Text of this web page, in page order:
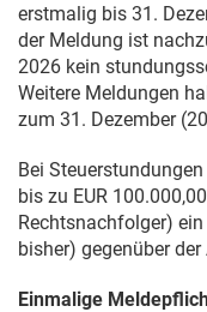
erstmalig bis 31.
der Meldung ist
2026 kein
Weitere Meldungen
zum 31. Dezember
Bei
bis zu EUR
Rechtsnachfolger)
bisher) gegenüber
Einmalige